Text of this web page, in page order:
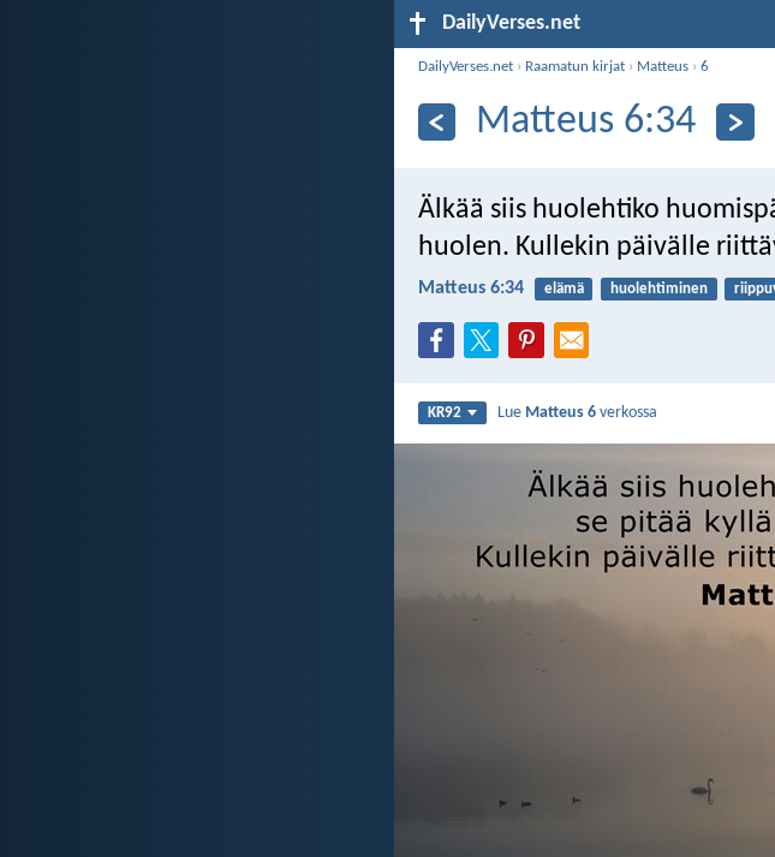
DailyVerses.net
DailyVerses.net › Raamatun kirjat › Matteus ›6
Matteus 6:34
Älkää siis huolehtiko
huolen. Kullekin päivälle
Matteus 6:34 elämä huolehtiminen
KR92 Lue Matteus 6 verkossa